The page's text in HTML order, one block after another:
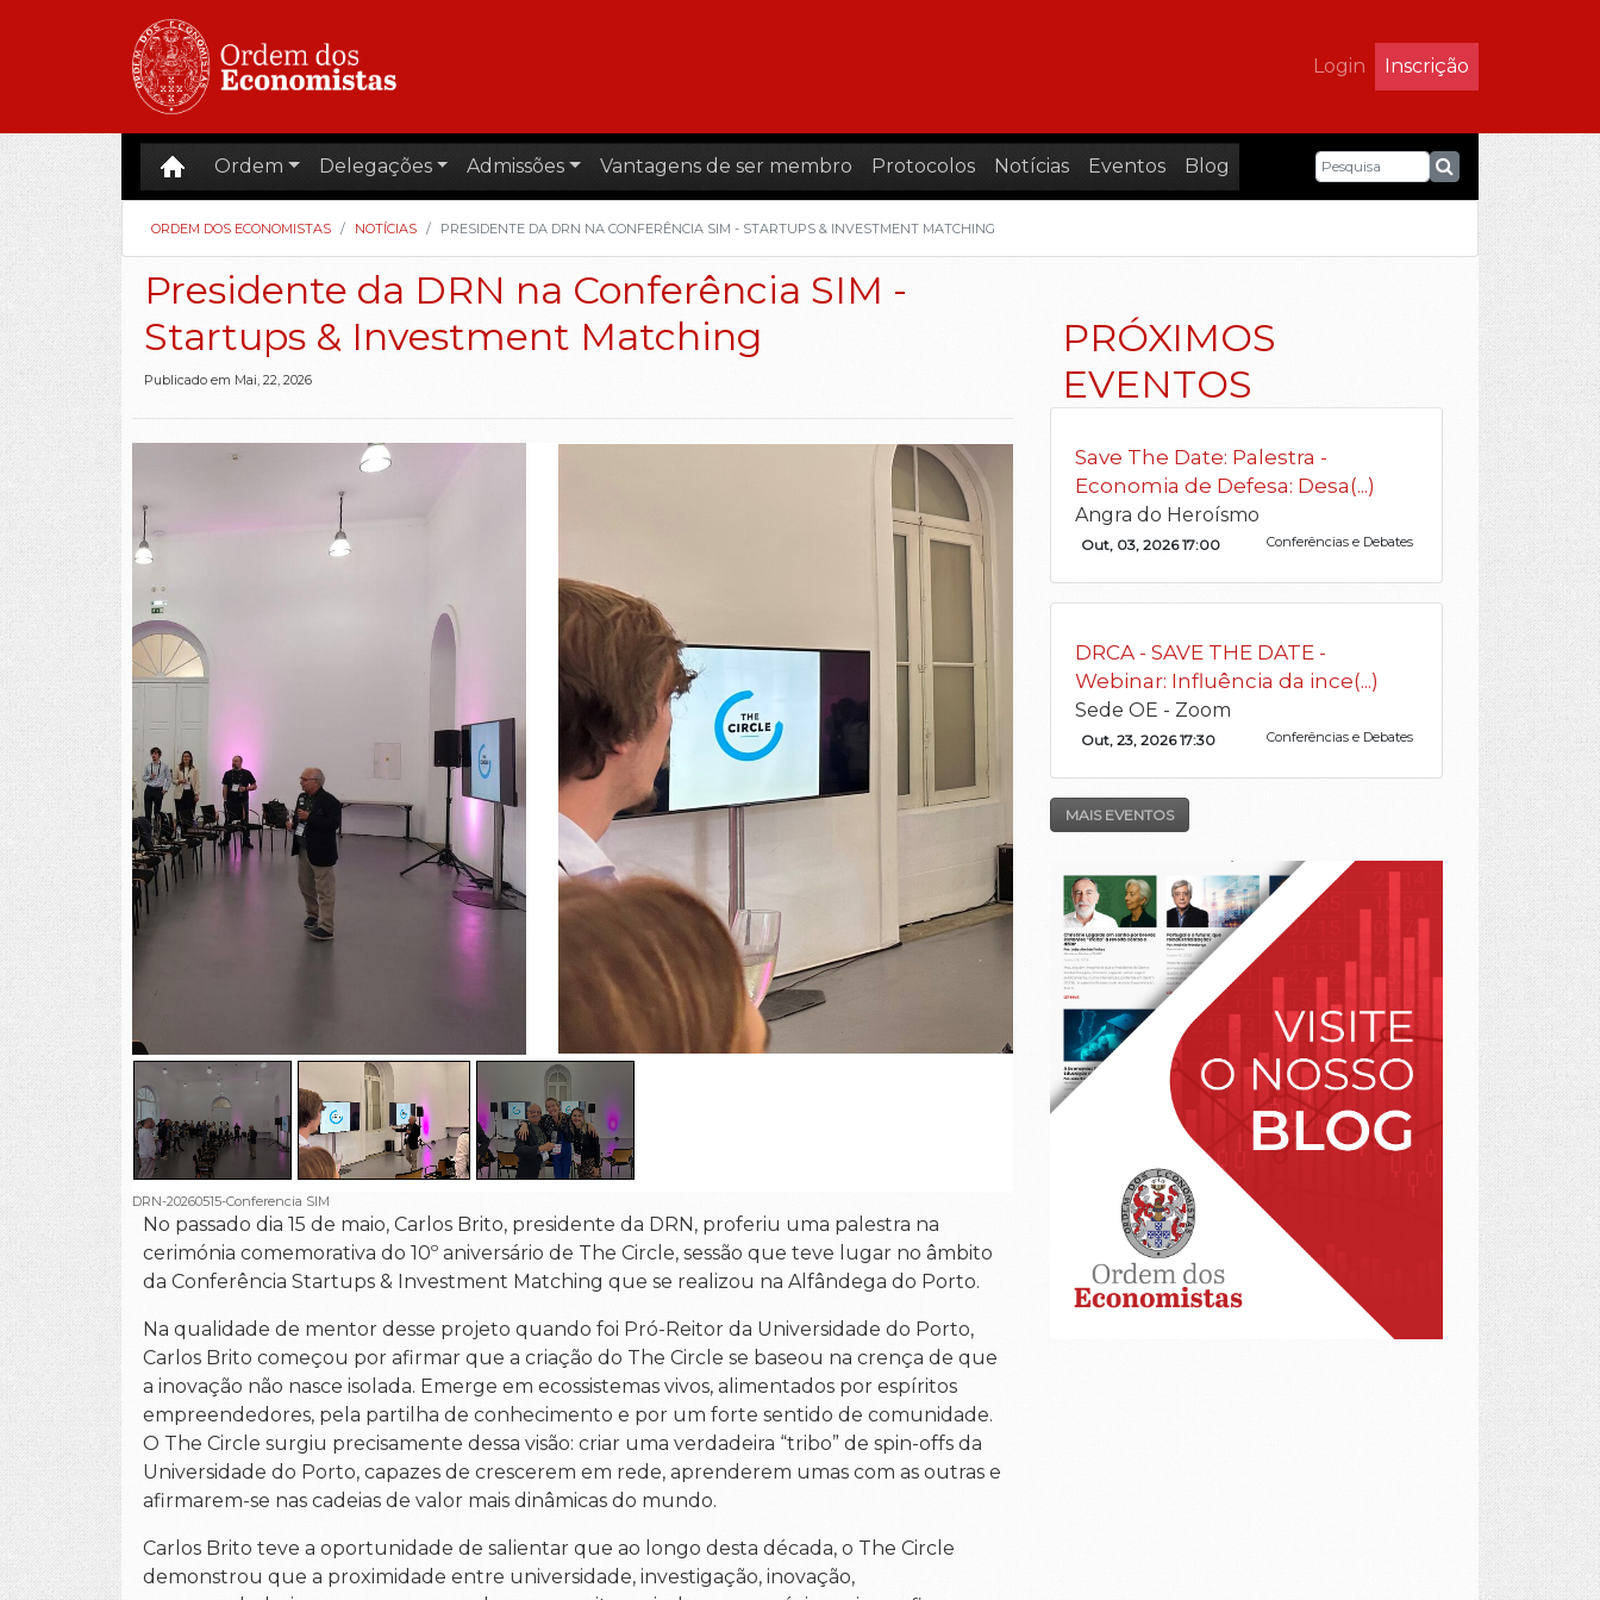
Login Inscrição
Ordem Delegações Admissões Vantagens de ser membro Protocolos Notícias Eventos Blog
ORDEM DOS ECONOMISTAS NOTÍCIAS PRESIDENTE DA DRN NA CONFERÊNCIA SIM - STARTUPS & INVESTMENT MATCHING
Presidente da DRN na Conferência SIM -
Startups & Investment Matching
Publicado em Mai, 22, 2026
DRN-20260515-Conferencia SIM
No passado dia 15 de maio, Carlos Brito, presidente da DRN, proferiu uma palestra na
cerimónia comemorativa do 10º aniversário de The Circle, sessão que teve lugar no âmbito
da Conferência Startups & Investment Matching que se realizou na Alfândega do Porto.
Na qualidade de mentor desse projeto quando foi Pró-Reitor da Universidade do Porto,
Carlos Brito começou por afirmar que a criação do The Circle se baseou na crença de que
a inovação não nasce isolada. Emerge em ecossistemas vivos, alimentados por espíritos
empreendedores, pela partilha de conhecimento e por um forte sentido de comunidade.
O The Circle surgiu precisamente dessa visão: criar uma verdadeira “tribo” de spin-offs da
Universidade do Porto, capazes de crescerem em rede, aprenderem umas com as outras e
afirmarem-se nas cadeias de valor mais dinâmicas do mundo.
Carlos Brito teve a oportunidade de salientar que ao longo desta década, o The Circle
demonstrou que a proximidade entre universidade, investigação, inovação,
PRÓXIMOS
EVENTOS
Save The Date: Palestra -
Economia de Defesa: Desa(...)
Angra do Heroísmo
Out, 03, 2026 17:00 Conferências e Debates
DRCA - SAVE THE DATE -
Webinar: Influência da ince(...)
Sede OE - Zoom
Out, 23, 2026 17:30 Conferências e Debates
MAIS EVENTOS